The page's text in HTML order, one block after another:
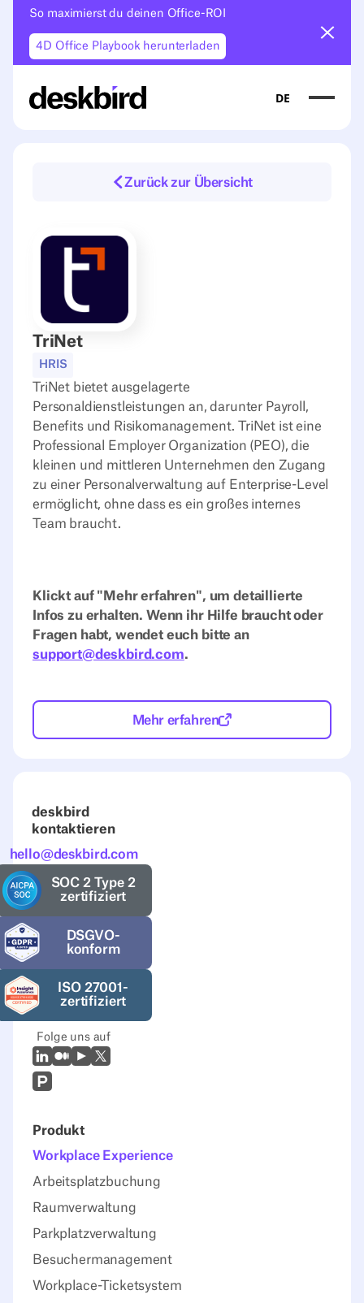
So maximierst du deinen Office-ROI
4D Office Playbook herunterladen
DE
Zurück zur Übersicht
TriNet
HRIS
TriNet bietet ausgelagerte
Personaldienstleistungen an, darunter Payroll,
Benefits und Risikomanagement. TriNet ist eine
Professional Employer Organization (PEO), die
kleinen und mittleren Unternehmen den Zugang
zu einer Personalverwaltung auf Enterprise-Level
ermöglicht, ohne dass es ein großes internes
Team braucht.
Klickt auf "Mehr erfahren", um detaillierte
Infos zu erhalten. Wenn ihr Hilfe braucht oder
Fragen habt, wendet euch bitte an
support@deskbird.com.
Mehr erfahren
deskbird
kontaktieren
hello@deskbird.com
SOC 2 Type 2
zertifiziert
DSGVO-
konform
ISO 27001-
zertifiziert
Folge uns auf
LinkedIn
MittelYoutubeX (Twitter)
Prodcut Hunt
Produkt
Workplace Experience
Arbeitsplatzbuchung
Raumverwaltung
Parkplatzverwaltung
Besuchermanagement
Workplace-Ticketsystem